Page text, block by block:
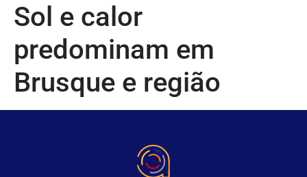
Sol e calor
predominam em
Brusque e região